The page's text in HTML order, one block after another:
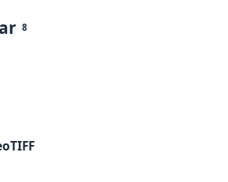
8